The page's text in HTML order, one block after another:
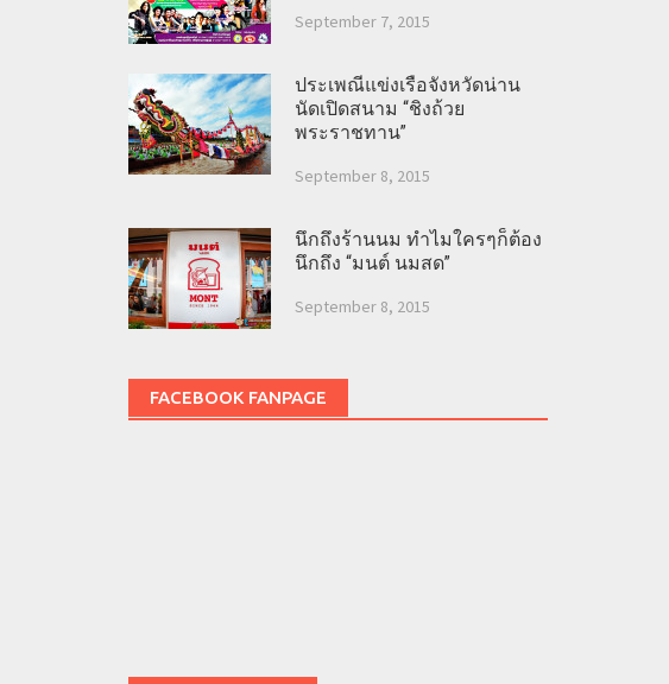
September 7, 2015
ประเพณีแข่งเรือจังหวัดน่าน
นัดเปิดสนาม “ชิงถ้วย
พระราชทาน”
September 8, 2015
นึกถึงร้านนม ทำไมใครๆก็ต้อง
นึกถึง “มนต์ นมสด”
September 8, 2015
FACEBOOK FANPAGE